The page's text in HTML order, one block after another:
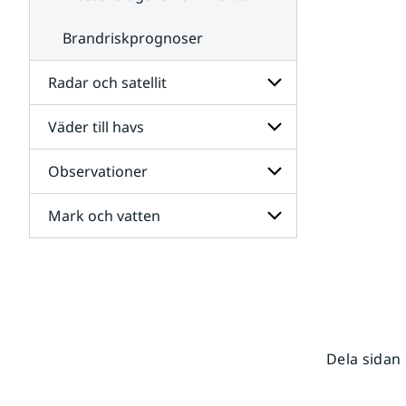
Brandriskprognoser
Radar och satellit
Undersidor
för
Radar
och
satellit
Väder till havs
Undersidor
för
Väder
till
havs
Observationer
Undersidor
för
Mark och vatten
Dela sidan